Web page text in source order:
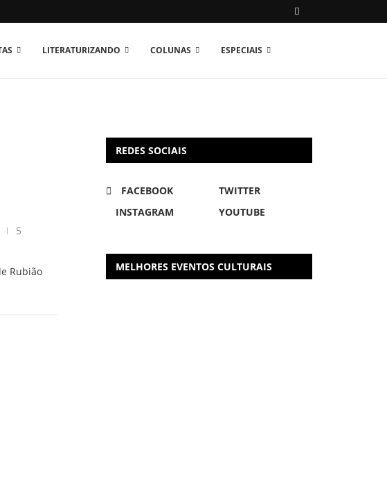
LITERATURIZANDO COLUNAS ESPECIAIS
5
Rubião
REDES SOCIAIS
FACEBOOK
TWITTER
INSTAGRAM
YOUTUBE
MELHORES EVENTOS CULTURAIS